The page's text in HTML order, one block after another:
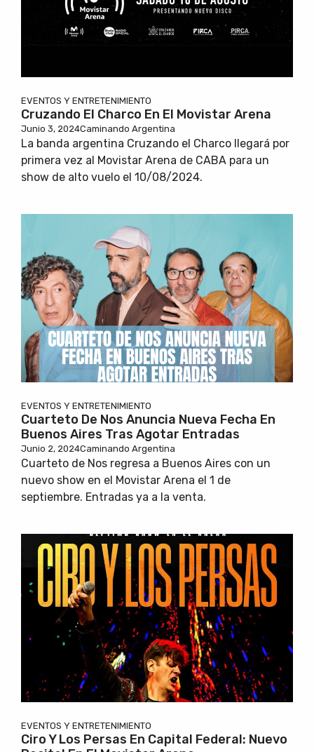
EVENTOS Y ENTRETENIMIENTO
Cruzando El Charco En El Movistar Arena
Junio 3, 2024Caminando Argentina
La banda argentina Cruzando el Charco llegará por
primera vez al Movistar Arena de CABA para un
show de alto vuelo el 10/08/2024.
EVENTOS Y ENTRETENIMIENTO
Cuarteto De Nos Anuncia Nueva Fecha En
Buenos Aires Tras Agotar Entradas
Junio 2, 2024Caminando Argentina
Cuarteto de Nos regresa a Buenos Aires con un
nuevo show en el Movistar Arena el 1 de
septiembre. Entradas ya a la venta.
EVENTOS Y ENTRETENIMIENTO
Ciro Y Los Persas En Capital Federal: Nuevo